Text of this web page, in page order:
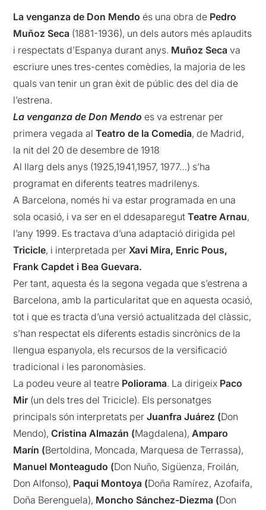
La venganza de Don Mendoés una obra de Pedro
Muñoz Seca (1881-1936), un dels autors més aplaudits
i respectats d’Espanya durant anys. Muñoz Seca va
escriure unes tres-centes comèdies, la majoria de les
quals van tenir un gran èxit de públic des del dia de
l’estrena.
La venganza de Don Mendo es va estrenar per
primera vegada alTeatro de la Comedia, de Madrid,
la nit del 20 de desembre de 1918
Al llarg dels anys (1925,1941,1957, 1977…) s’ha
programat en diferents teatres madrilenys.
A Barcelona, només hi va estar programada en una
sola ocasió, i va ser en el ddesaparegutTeatre Arnau,
l’any 1999. Es tractava d’una adaptació dirigida pel
Tricicle, i interpretada perXavi Mira, Enric Pous,
Frank Capdet i Bea Guevara.
Per tant, aquesta és la segona vegada que s’estrena a
Barcelona, amb la particularitat que en aquesta ocasió,
tot i que es tracta d’una versió actualitzada del clàssic,
s’han respectat els diferents estadis sincrònics de la
llengua espanyola, els recursos de la versificació
tradicional i les paronomàsies.
La podeu veure al teatre Poliorama. La dirigeix Paco
Mir (un dels tres del Tricicle). Els personatges
principals són interpretats perJuanfra Juárez (Don
Mendo),Cristina Almazán (Magdalena),Amparo
Marín (Bertoldina, Moncada, Marquesa de Terrassa),
Manuel Monteagudo (Don Nuño, Sigüenza, Froilán,
Don Alfonso), Paqui Montoya (Doña Ramírez, Azofaifa,
Doña Berenguela), Moncho Sánchez-Diezma (Don